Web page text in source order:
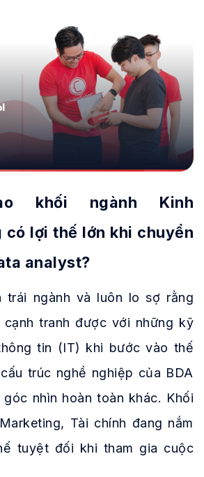
khối ngành Kinh
lợi thế lớn khi chuyển
analyst?
trái ngành và luôn lo sợ rằng
cạnh tranh được với những kỹ
tin (IT) khi bước vào thế
trúc nghề nghiệp của BDA
nhìn hoàn toàn khác. Khối
Tài chính đang nắm
tuyệt đối khi tham gia cuộc